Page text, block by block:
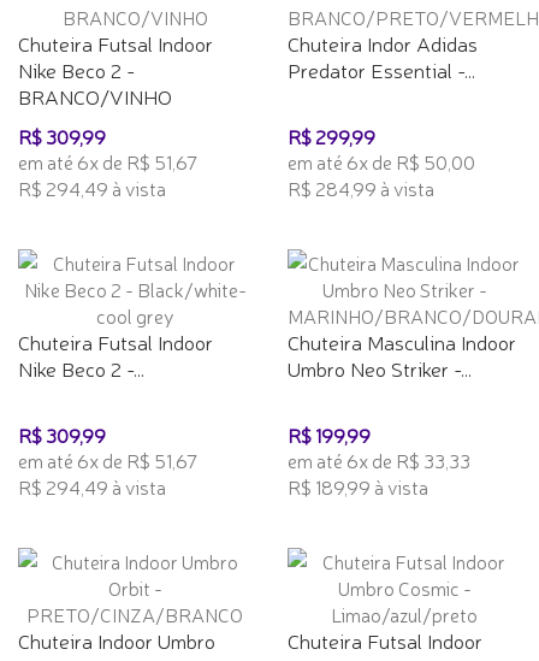
Chuteira Futsal Indoor
Nike Beco 2 -
BRANCO/VINHO
R$ 309,99
em até 6x de R$ 51,67
R$ 294,49 à vista
Chuteira Indor Adidas
Predator Essential -...
R$ 299,99
em até 6x de R$ 50,00
R$ 284,99 à vista
Chuteira Futsal Indoor
Nike Beco 2 -...
R$ 309,99
em até 6x de R$ 51,67
R$ 294,49 à vista
Chuteira Masculina Indoor
Umbro Neo Striker -...
R$ 199,99
em até 6x de R$ 33,33
R$ 189,99 à vista
Chuteira Indoor Umbro
Chuteira Futsal Indoor